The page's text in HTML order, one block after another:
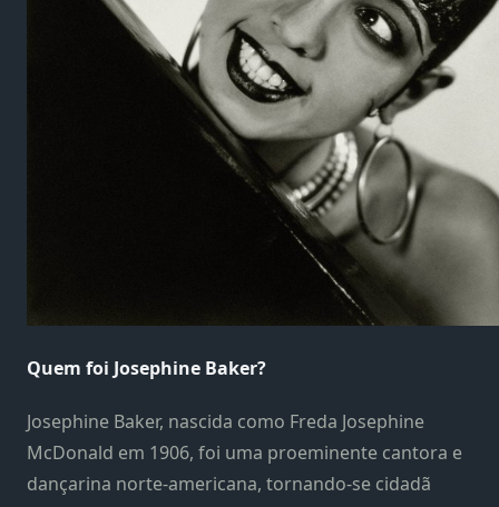
Quem foi Josephine Baker?
Josephine Baker, nascida como Freda Josephine
McDonald em 1906, foi uma proeminente cantora e
dançarina norte-americana, tornando-se cidadã